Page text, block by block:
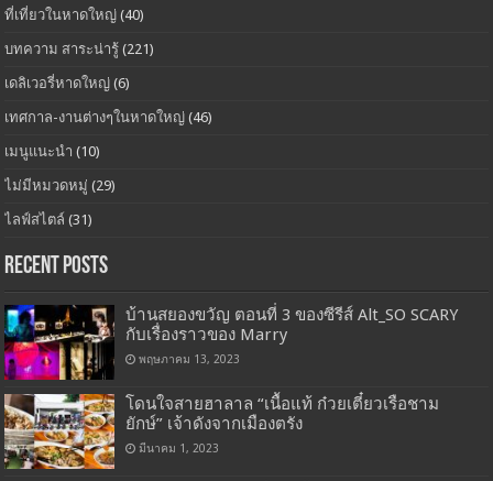
ที่เที่ยวในหาดใหญ่ (40)
บทความ สาระน่ารู้ (221)
เดลิเวอรี่หาดใหญ่ (6)
เทศกาล-งานต่างๆในหาดใหญ่ (46)
เมนูแนะนำ (10)
ไม่มีหมวดหมู่ (29)
ไลฟ์สไตล์ (31)
Recent Posts
บ้านสยองขวัญ ตอนที่ 3 ของซีรีส์ Alt_SO SCARY
กับเรื่องราวของ Marry
พฤษภาคม 13, 2023
โดนใจสายฮาลาล “เนื้อแท้ ก๋วยเตี๋ยวเรือชาม
ยักษ์” เจ้าดังจากเมืองตรัง
มีนาคม 1, 2023